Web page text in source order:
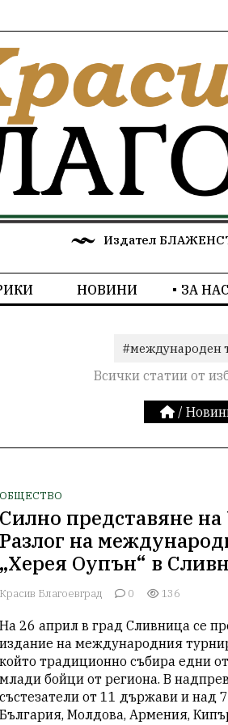
Издател
НОВИНИ ЗА НАС
#международен
Всички статии от
/
ОБЩЕСТВО
Силно представяне
Разлог на
„Херея Оупън“ в
Красив Благоевград 0 136
На 26 април в град Сливница се
издание на международния
който традиционно събира едни
млади бойци от региона. В
състезатели от 11 държави и над
България, Молдова, Армения,